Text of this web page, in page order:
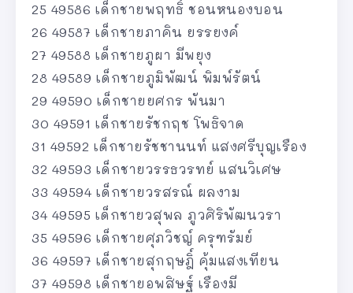
25 49586 เด็กชายพฤทธิ์ ชอนหนองบอน
26 49587 เด็กชายภาคิน ยรรยงค์
27 49588 เด็กชายภูผา มีพยุง
28 49589 เด็กชายภูมิพัฒน์ พิมพ์รัตน์
29 49590 เด็กชายยศกร พันมา
30 49591 เด็กชายรัชกฤช โพธิจาด
31 49592 เด็กชายรัชชานนท์ แสงศรีบุญเรือง
32 49593 เด็กชายวรรธวรทย์ แสนวิเศษ
33 49594 เด็กชายวรสรณ์ ผลงาม
34 49595 เด็กชายวสุพล ภูวศิริพัฒนวรา
35 49596 เด็กชายศุภวิชญ์ ครุฑรัมย์
36 49597 เด็กชายสุกฤษฎิ์ คุ้มแสงเทียน
37 49598 เด็กชายอพสิษฐ์ เรืองมี